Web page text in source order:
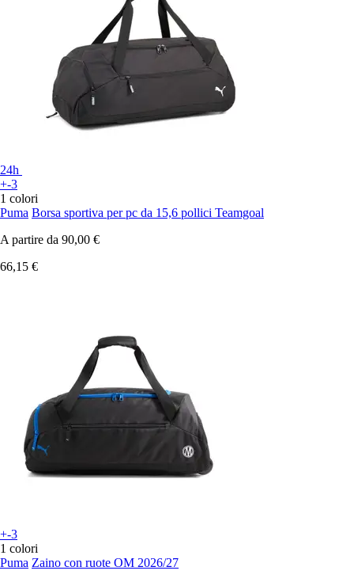
24h
+-3
1 colori
Puma Borsa sportiva per pc da 15,6 pollici Teamgoal
A partire da 90,00 €
66,15 €
+-3
1 colori
Puma Zaino con ruote OM 2026/27